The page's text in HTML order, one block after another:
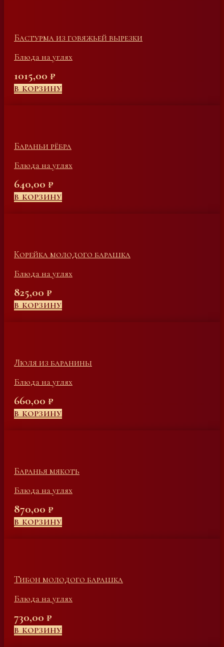
Бастурма из говяжьей вырезки
Блюда на углях
1015,00 ₽
В КОРЗИНУ
Бараньи рёбра
Блюда на углях
640,00 ₽
В КОРЗИНУ
Корейка молодого барашка
Блюда на углях
825,00 ₽
В КОРЗИНУ
Люля из баранины
Блюда на углях
660,00 ₽
В КОРЗИНУ
Баранья мякоть
Блюда на углях
870,00 ₽
В КОРЗИНУ
Тибон молодого барашка
Блюда на углях
730,00 ₽
В КОРЗИНУ